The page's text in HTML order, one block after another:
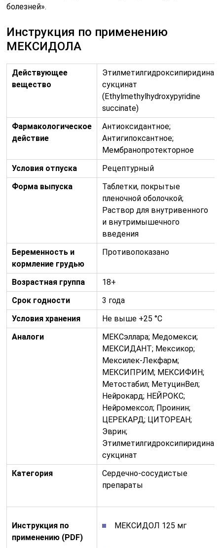
болезней».
Инструкция по применению
МЕКСИДОЛА
Действующее
вещество
Этилметилгидроксипиридина
сукцинат
(Ethylmethylhydroxypyridine
succinate)
Фармакологическое
действие
Антиоксидантное;
Антигипоксантное;
Мембранопротекторное
Условия отпуска
Рецептурный
Форма выпуска
Таблетки, покрытые
пленочной оболочкой;
Раствор для внутривенного
и внутримышечного
введения
Беременность и
кормление грудью
Противопоказано
Возрастная группа
18+
Срок годности
3 года
Условия хранения
Не выше +25 °C
Аналоги
МЕКСэллара; Медомекси;
МЕКСИДАНТ; Мексикор;
Мексилек-Лекфарм;
МЕКСИПРИМ; МЕКСИФИН;
Метостабил; МетуцинВел;
Нейрокард; НЕЙРОКС;
Нейромексол; Проинин;
ЦЕРЕКАРД; ЦИТОРЕАН;
Эврин;
Этилметилгидроксипиридина
сукцинат
Категория
Сердечно-сосудистые
препараты
Инструкция по
применению (PDF)
МЕКСИДОЛ 125 мг